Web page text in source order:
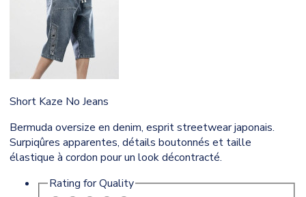
Short Kaze No Jeans
Bermuda oversize en denim, esprit streetwear japonais.
Surpiqûres apparentes, détails boutonnés et taille
élastique à cordon pour un look décontracté.
Rating forQuality